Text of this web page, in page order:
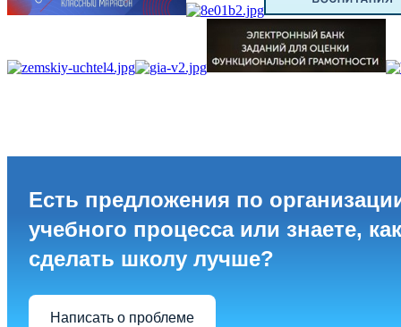
Есть предложения по
учебного процесса или знаете, как
сделать школу лучше?
Написать о проблеме